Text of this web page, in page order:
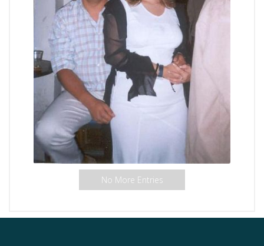
No More Entries